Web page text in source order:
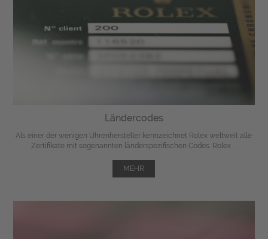
Ländercodes
Als einer der wenigen Uhrenhersteller kennzeichnet Rolex weltweit alle
Zertifikate mit sogenannten länderspezifischen Codes. Rolex ...
MEHR